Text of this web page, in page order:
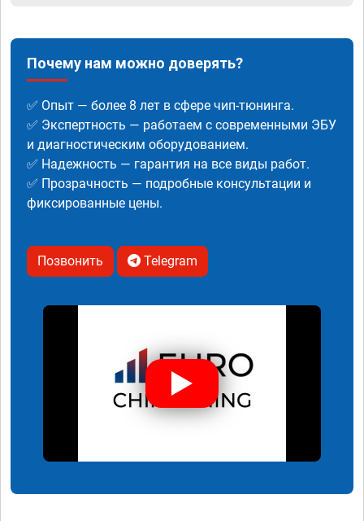
Почему нам можно доверять?
✅ Опыт — более 8 лет в сфере чип-тюнинга.
✅ Экспертность — работаем с современными ЭБУ
и диагностическим оборудованием.
✅ Надежность — гарантия на все виды работ.
✅ Прозрачность — подробные консультации и
фиксированные цены.
Позвонить Telegram